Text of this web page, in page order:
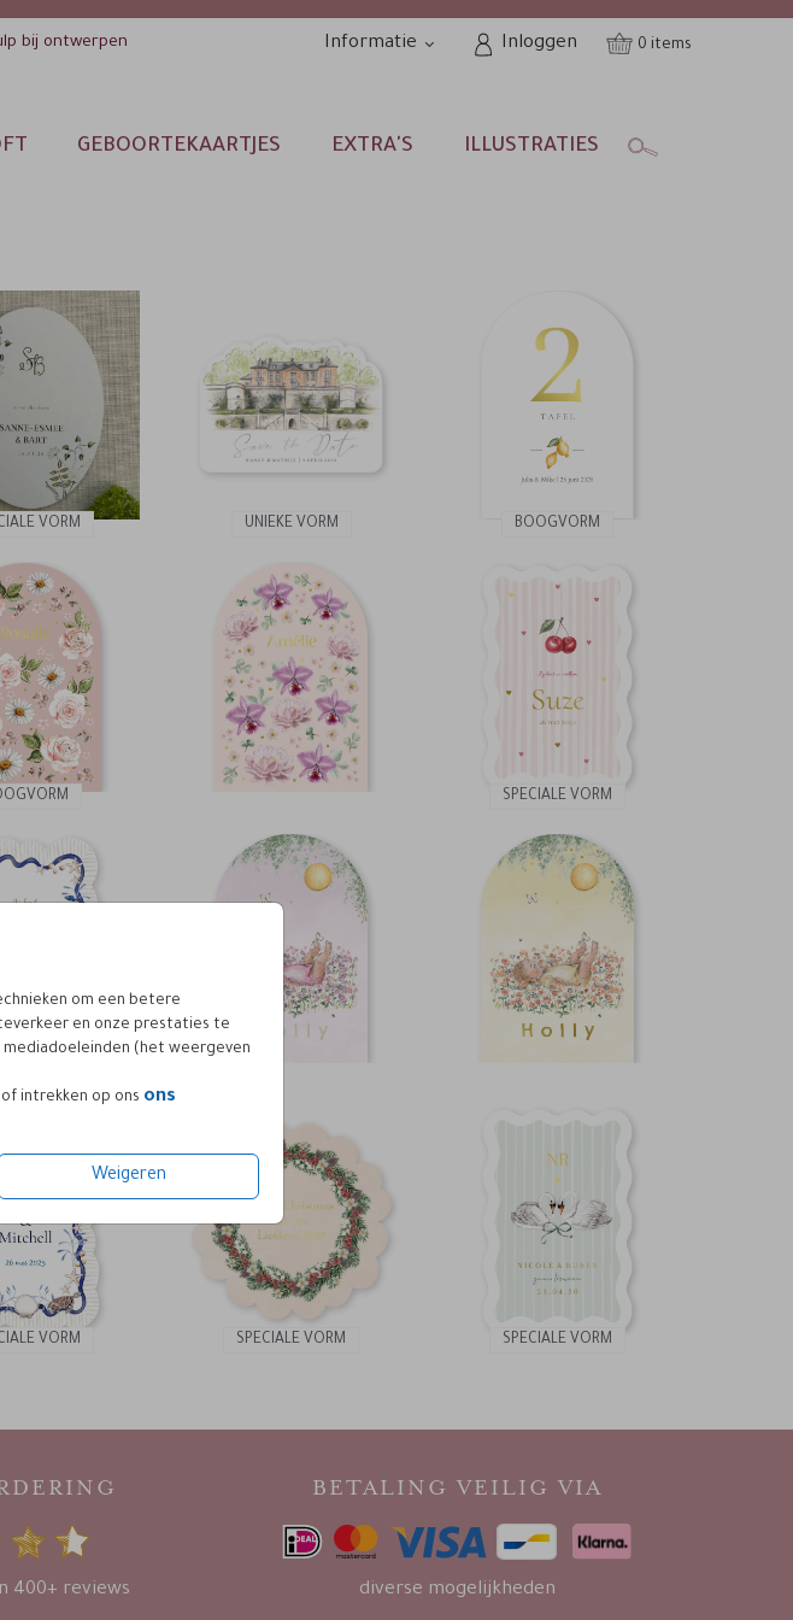
bij ontwerpen Informatie Inloggen 0
GEBOORTEKAARTJES EXTRA'S ILLUSTRATIES
om een betere
en onze prestaties te
mediadoeleinden (het weergeven
intrekken op ons ons
Weigeren
VORM UNIEKE VORM BOOGVORM
SPECIALE VORM
VORM SPECIALE VORM SPECIALE VORM
400+ reviews
BETALING VEILIG VIA
diverse mogelijkheden